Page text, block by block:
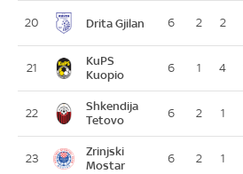
20 Drita Gjilan 6 2 2
21
KuPS
Kuopio
6 1 4
22
Shkendija
Tetovo
6 2 1
23
Zrinjski
Mostar
6 2 1